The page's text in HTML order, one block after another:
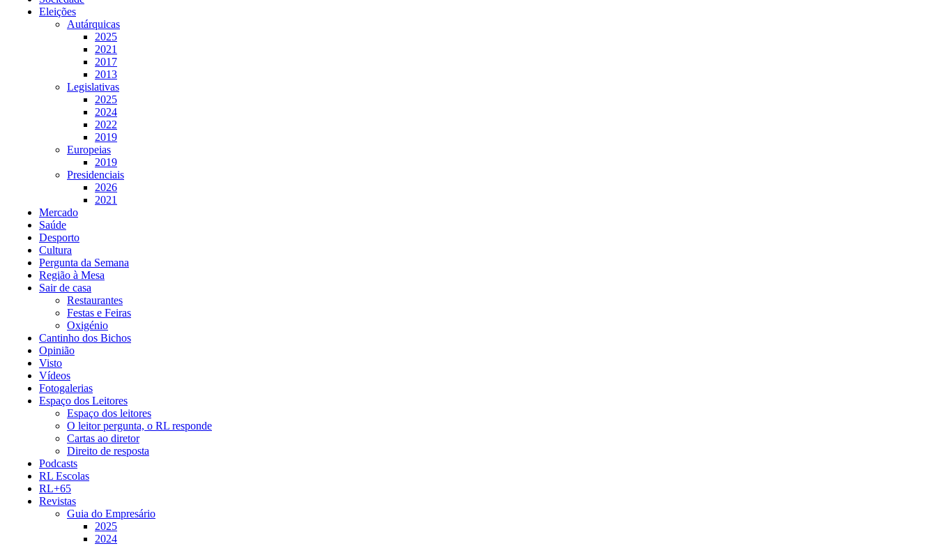
Eleições
Autárquicas
2025
2021
2017
2013
Legislativas
2025
2024
2022
2019
Europeias
2019
Presidenciais
2026
2021
Mercado
Saúde
Desporto
Cultura
Pergunta da Semana
Região à Mesa
Sair de casa
Restaurantes
Festas e Feiras
Oxigénio
Cantinho dos Bichos
Opinião
Visto
Vídeos
Fotogalerias
Espaço dos Leitores
Espaço dos leitores
O leitor pergunta, o RL responde
Cartas ao diretor
Direito de resposta
Podcasts
RL Escolas
RL+65
Revistas
Guia do Empresário
2025
2024